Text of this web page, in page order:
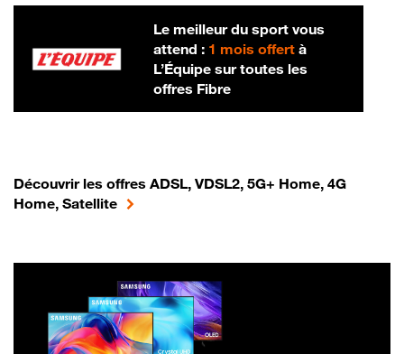
Le meilleur du sport vous
attend : 1 mois offertà
L’Équipe sur toutes les
offres Fibre
Découvrir les offres ADSL, VDSL2, 5G+ Home, 4G
Home, Satellite